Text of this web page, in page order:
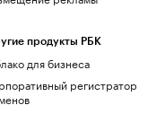
продукты РБК
для бизнеса
регистратор